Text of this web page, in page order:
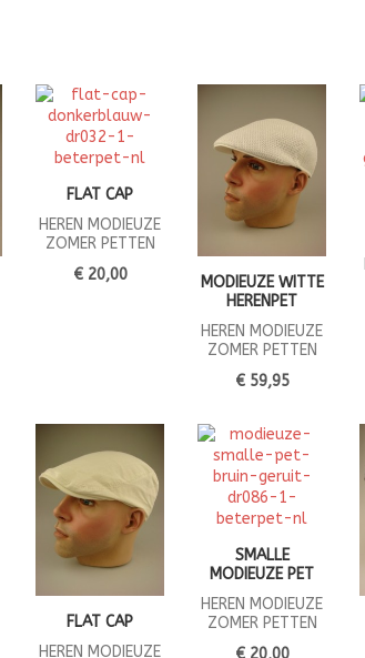
FLAT CAP
HEREN MODIEUZE
ZOMER PETTEN
€ 20,00
MODIEUZE WITTE
HERENPET
HEREN MODIEUZE
ZOMER PETTEN
€ 59,95
FLAT CAP
HEREN MODIEUZE
SMALLE
MODIEUZE PET
HEREN MODIEUZE
ZOMER PETTEN
€ 20,00